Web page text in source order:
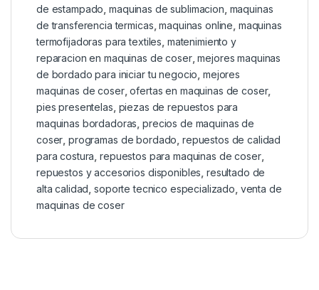
de estampado ,maquinas de sublimacion maquinas
de transferencia termicas ,maquinas online maquinas
termofijadoras para textiles matenimiento y
reparacion en maquinas de coser,mejores maquinas
de bordado para iniciar tu negocio mejores
maquinas de coser,ofertas en maquinas de coser,
pies presentelas piezas de repuestos para
maquinas bordadoras ,precios de maquinas de
coser ,programas de bordado repuestos de calidad
para costura ,repuestos para maquinas de coser,
repuestos y accesorios disponibles resultado de
alta calidad ,soporte tecnico especializado venta de
maquinas de coser